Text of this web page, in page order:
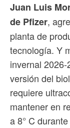
Juan Luis
de Pfizer,
planta de
tecnología. Y
invernal
versión del
requiere
mantener en
a 8° C